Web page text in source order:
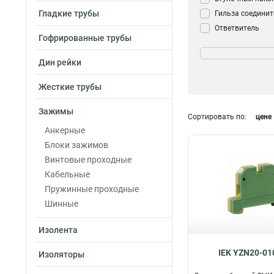
Гладкие трубы
Гофрированные трубы
Дин рейки
Жесткие трубы
Зажимы
Анкерные
Блоки зажимов
Винтовые проходные
Кабельные
Пружинные проходные
Шинные
Изолента
Изоляторы
Гильза
Ответвитель
трансформатора
Зажим анкерный
Заглушка 8
32
16-35мм2 1
15-40мм2
70мм2 1
10мм2 1
1
Сортировать по: цене
IEK YZN20-